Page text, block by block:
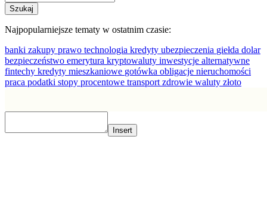
Najpopularniejsze tematy w ostatnim czasie:
banki zakupy prawo technologia kredyty ubezpieczenia giełda dolar
bezpieczeństwo emerytura kryptowaluty inwestycje alternatywne
fintechy kredyty mieszkaniowe gotówka obligacje nieruchomości
praca podatki stopy procentowe transport zdrowie waluty złoto
Insert